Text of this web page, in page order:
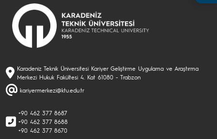
Karadeniz Teknik Üniversitesi Kariyer Geliştirme Uygulama ve Araştırma
Merkezi Hukuk Fakültesi 4. Kat 61080 - Trabzon
kariyermerkezi@ktu.edu.tr
+90 462 377 8687
+90 462 377 8688
+90 462 377 8670